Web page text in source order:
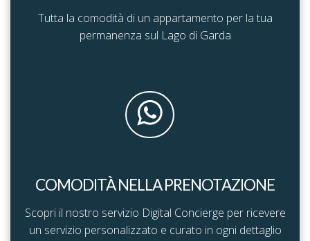
Tutta la comodità di un appartamento per la tua
permanenza sul Lago di Garda
COMODITÀ NELLA PRENOTAZIONE
Scopri il nostro servizio Digital Concierge per ricevere
un servizio personalizzato e curato in ogni dettaglio